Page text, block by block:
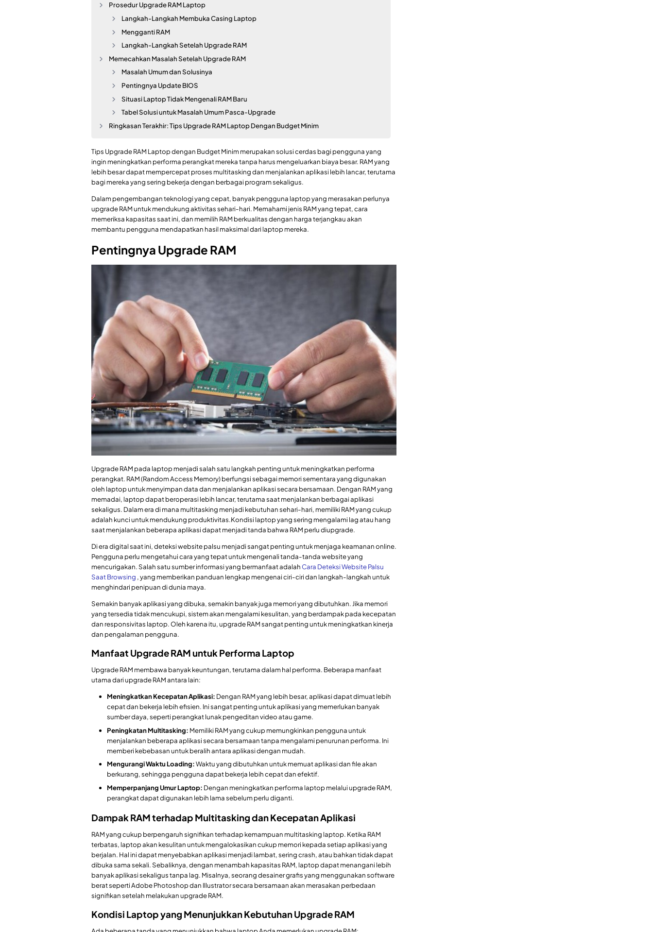
Prosedur Upgrade RAM Laptop
Langkah-Langkah Membuka Casing Laptop
Mengganti RAM
Langkah-Langkah Setelah Upgrade RAM
Memecahkan Masalah Setelah Upgrade RAM
Masalah Umum dan Solusinya
Pentingnya Update BIOS
Situasi Laptop Tidak Mengenali RAM Baru
Tabel Solusi untuk Masalah Umum Pasca-Upgrade
Ringkasan Terakhir: Tips Upgrade RAM Laptop Dengan Budget Minim
Tips Upgrade RAM Laptop dengan Budget Minim merupakan solusi cerdas bagi pengguna yang
ingin meningkatkan performa perangkat mereka tanpa harus mengeluarkan biaya besar. RAM yang
lebih besar dapat mempercepat proses multitasking dan menjalankan aplikasi lebih lancar, terutama
bagi mereka yang sering bekerja dengan berbagai program sekaligus.
Dalam pengembangan teknologi yang cepat, banyak pengguna laptop yang merasakan perlunya
upgrade RAM untuk mendukung aktivitas sehari-hari. Memahami jenis RAM yang tepat, cara
memeriksa kapasitas saat ini, dan memilih RAM berkualitas dengan harga terjangkau akan
membantu pengguna mendapatkan hasil maksimal dari laptop mereka.
Pentingnya Upgrade RAM
Upgrade RAM pada laptop menjadi salah satu langkah penting untuk meningkatkan performa
perangkat. RAM (Random Access Memory) berfungsi sebagai memori sementara yang digunakan
oleh laptop untuk menyimpan data dan menjalankan aplikasi secara bersamaan. Dengan RAM yang
memadai, laptop dapat beroperasi lebih lancar, terutama saat menjalankan berbagai aplikasi
sekaligus. Dalam era di mana multitasking menjadi kebutuhan sehari-hari, memiliki RAM yang cukup
adalah kunci untuk mendukung produktivitas.Kondisi laptop yang sering mengalami lag atau hang
saat menjalankan beberapa aplikasi dapat menjadi tanda bahwa RAM perlu diupgrade.
Di era digital saat ini, deteksi website palsu menjadi sangat penting untuk menjaga keamanan online.
Pengguna perlu mengetahui cara yang tepat untuk mengenali tanda-tanda website yang
mencurigakan. Salah satu sumber informasi yang bermanfaat adalah Cara Deteksi Website Palsu
Saat Browsing , yang memberikan panduan lengkap mengenai ciri-ciri dan langkah-langkah untuk
menghindari penipuan di dunia maya.
Semakin banyak aplikasi yang dibuka, semakin banyak juga memori yang dibutuhkan. Jika memori
yang tersedia tidak mencukupi, sistem akan mengalami kesulitan, yang berdampak pada kecepatan
dan responsivitas laptop. Oleh karena itu, upgrade RAM sangat penting untuk meningkatkan kinerja
dan pengalaman pengguna.
Manfaat Upgrade RAM untuk Performa Laptop
Upgrade RAM membawa banyak keuntungan, terutama dalam hal performa. Beberapa manfaat
utama dari upgrade RAM antara lain:
Meningkatkan Kecepatan Aplikasi: Dengan RAM yang lebih besar, aplikasi dapat dimuat lebih
cepat dan bekerja lebih efisien. Ini sangat penting untuk aplikasi yang memerlukan banyak
sumber daya, seperti perangkat lunak pengeditan video atau game.
Peningkatan Multitasking: Memiliki RAM yang cukup memungkinkan pengguna untuk
menjalankan beberapa aplikasi secara bersamaan tanpa mengalami penurunan performa. Ini
memberi kebebasan untuk beralih antara aplikasi dengan mudah.
Mengurangi Waktu Loading:Waktu yang dibutuhkan untuk memuat aplikasi dan file akan
berkurang, sehingga pengguna dapat bekerja lebih cepat dan efektif.
Memperpanjang Umur Laptop: Dengan meningkatkan performa laptop melalui upgrade RAM,
perangkat dapat digunakan lebih lama sebelum perlu diganti.
Dampak RAM terhadap Multitasking dan Kecepatan Aplikasi
RAM yang cukup berpengaruh signifikan terhadap kemampuan multitasking laptop. Ketika RAM
terbatas, laptop akan kesulitan untuk mengalokasikan cukup memori kepada setiap aplikasi yang
berjalan. Hal ini dapat menyebabkan aplikasi menjadi lambat, sering crash, atau bahkan tidak dapat
dibuka sama sekali. Sebaliknya, dengan menambah kapasitas RAM, laptop dapat menangani lebih
banyak aplikasi sekaligus tanpa lag. Misalnya, seorang desainer grafis yang menggunakan software
berat seperti Adobe Photoshop dan Illustrator secara bersamaan akan merasakan perbedaan
signifikan setelah melakukan upgrade RAM.
Kondisi Laptop yang Menunjukkan Kebutuhan Upgrade RAM